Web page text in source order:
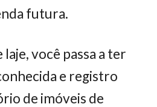
futura.
você passa a ter
e registro
de imóveis de